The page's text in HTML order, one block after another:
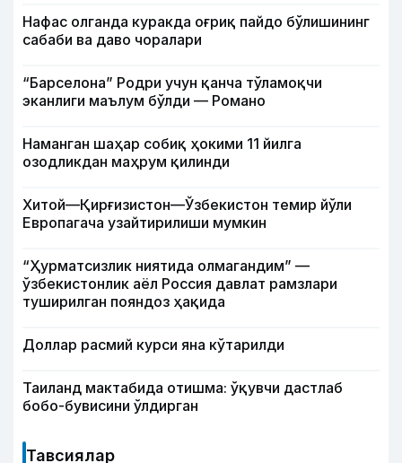
Нафас олганда куракда оғриқ пайдо бўлишининг
сабаби ва даво чоралари
“Барселона” Родри учун қанча тўламоқчи
эканлиги маълум бўлди — Романо
Наманган шаҳар собиқ ҳокими 11 йилга
озодликдан маҳрум қилинди
Хитой—Қирғизистон—Ўзбекистон темир йўли
Европагача узайтирилиши мумкин
“Ҳурматсизлик ниятида олмагандим” —
ўзбекистонлик аёл Россия давлат рамзлари
туширилган пояндоз ҳақида
Доллар расмий курси яна кўтарилди
Таиланд мактабида отишма: ўқувчи дастлаб
бобо-бувисини ўлдирган
Тавсиялар